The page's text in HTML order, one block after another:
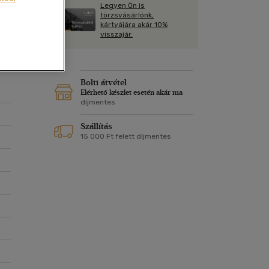
Kártya
Képeslap
Naptár
Legyen Ön is
törzsvásárlónk,
kártyájára akár 10%
visszajár.
Bolti átvétel
Elérhető készlet esetén akár ma
díjmentes
Szállítás
15 000 Ft felett díjmentes